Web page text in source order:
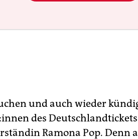
und auch wieder
des
Ramona Pop. Denn